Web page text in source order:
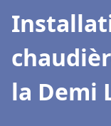
la Demi